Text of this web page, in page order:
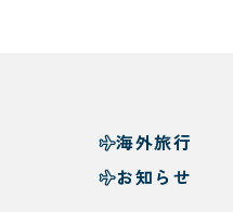
海外旅行
お知らせ